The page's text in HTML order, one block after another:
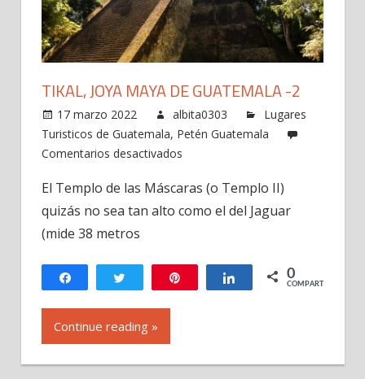
TIKAL, JOYA MAYA DE GUATEMALA -2
17 marzo 2022 albita0303
Lugares
Turisticos de Guatemala, Petén Guatemala
Comentarios desactivados
joya
maya
-2
El Templo de las Máscaras (o Templo II)
quizás no sea tan alto como el del Jaguar
(mide 38 metros
Compartir Twittear Compartir
0
COMPARTIR
Continue reading »